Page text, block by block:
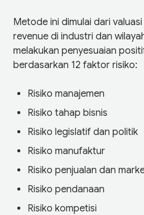
Metode ini dimulai dari
revenue di industri dan
melakukan penyesuaian
berdasarkan 12 faktor risiko:
Risiko manajemen
Risiko tahap bisnis
Risiko legislatif dan politik
Risiko manufaktur
Risiko penjualan dan
Risiko pendanaan
Risiko kompetisi